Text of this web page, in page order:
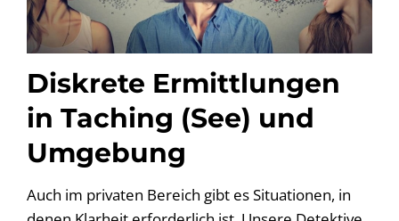
Diskrete Ermittlungen
in Taching (See) und
Umgebung
Auch im privaten Bereich gibt es Situationen, in